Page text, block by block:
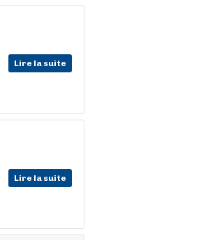
Lire la suite
Lire la suite